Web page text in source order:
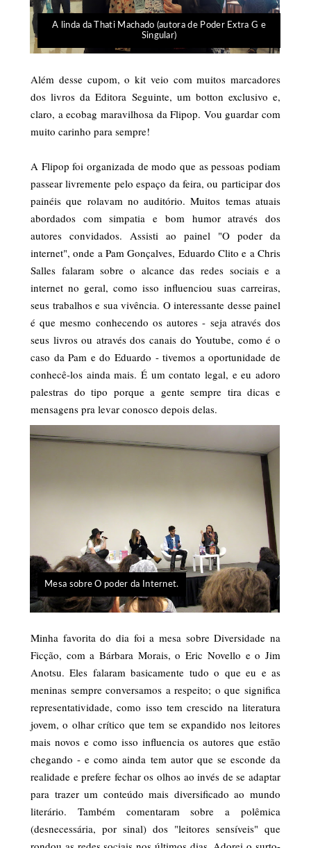
A linda da Thati Machado (autora de Poder Extra G e
Singular)
Além desse cupom, o kit veio com muitos marcadores
dos livros da Editora Seguinte, um botton exclusivo e,
claro, a ecobag maravilhosa da Flipop. Vou guardar com
muito carinho para sempre!
A Flipop foi organizada de modo que as pessoas podiam
passear livremente pelo espaço da feira, ou participar dos
painéis que rolavam no auditório. Muitos temas atuais
abordados com simpatia e bom humor através dos
autores convidados. Assisti ao painel "O poder da
internet", onde a Pam Gonçalves, Eduardo Clito e a Chris
Salles falaram sobre o alcance das redes sociais e a
internet no geral, como isso influenciou suas carreiras,
seus trabalhos e sua vivência. O interessante desse painel
é que mesmo conhecendo os autores - seja através dos
seus livros ou através dos canais do Youtube, como é o
caso da Pam e do Eduardo - tivemos a oportunidade de
conhecê-los ainda mais. É um contato legal, e eu adoro
palestras do tipo porque a gente sempre tira dicas e
mensagens pra levar conosco depois delas.
Mesa sobre O poder da Internet.
Minha favorita do dia foi a mesa sobre Diversidade na
Ficção, com a Bárbara Morais, o Eric Novello e o Jim
Anotsu. Eles falaram basicamente tudo o que eu e as
meninas sempre conversamos a respeito; o que significa
representatividade, como isso tem crescido na literatura
jovem, o olhar crítico que tem se expandido nos leitores
mais novos e como isso influencia os autores que estão
chegando - e como ainda tem autor que se esconde da
realidade e prefere fechar os olhos ao invés de se adaptar
para trazer um conteúdo mais diversificado ao mundo
literário. Também comentaram sobre a polêmica
(desnecessária, por sinal) dos "leitores sensíveis" que